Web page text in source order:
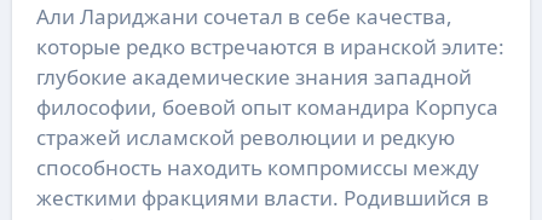
Али Лариджани сочетал в себе качества,
которые редко встречаются в иранской элите:
глубокие академические знания западной
философии, боевой опыт командира Корпуса
стражей исламской революции и редкую
способность находить компромиссы между
жесткими фракциями власти. Родившийся в